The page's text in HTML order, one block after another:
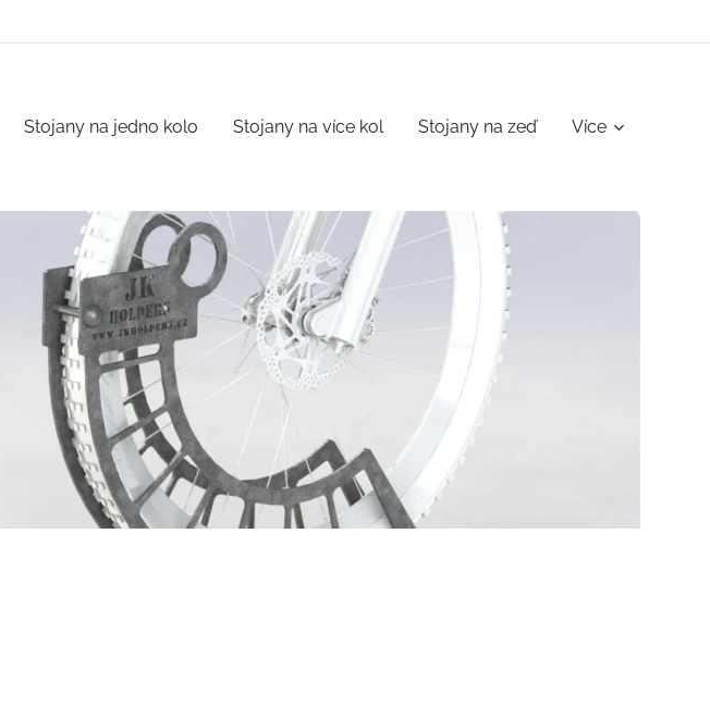
Stojany na jedno kolo Stojany na více kol Stojany na zeď Více